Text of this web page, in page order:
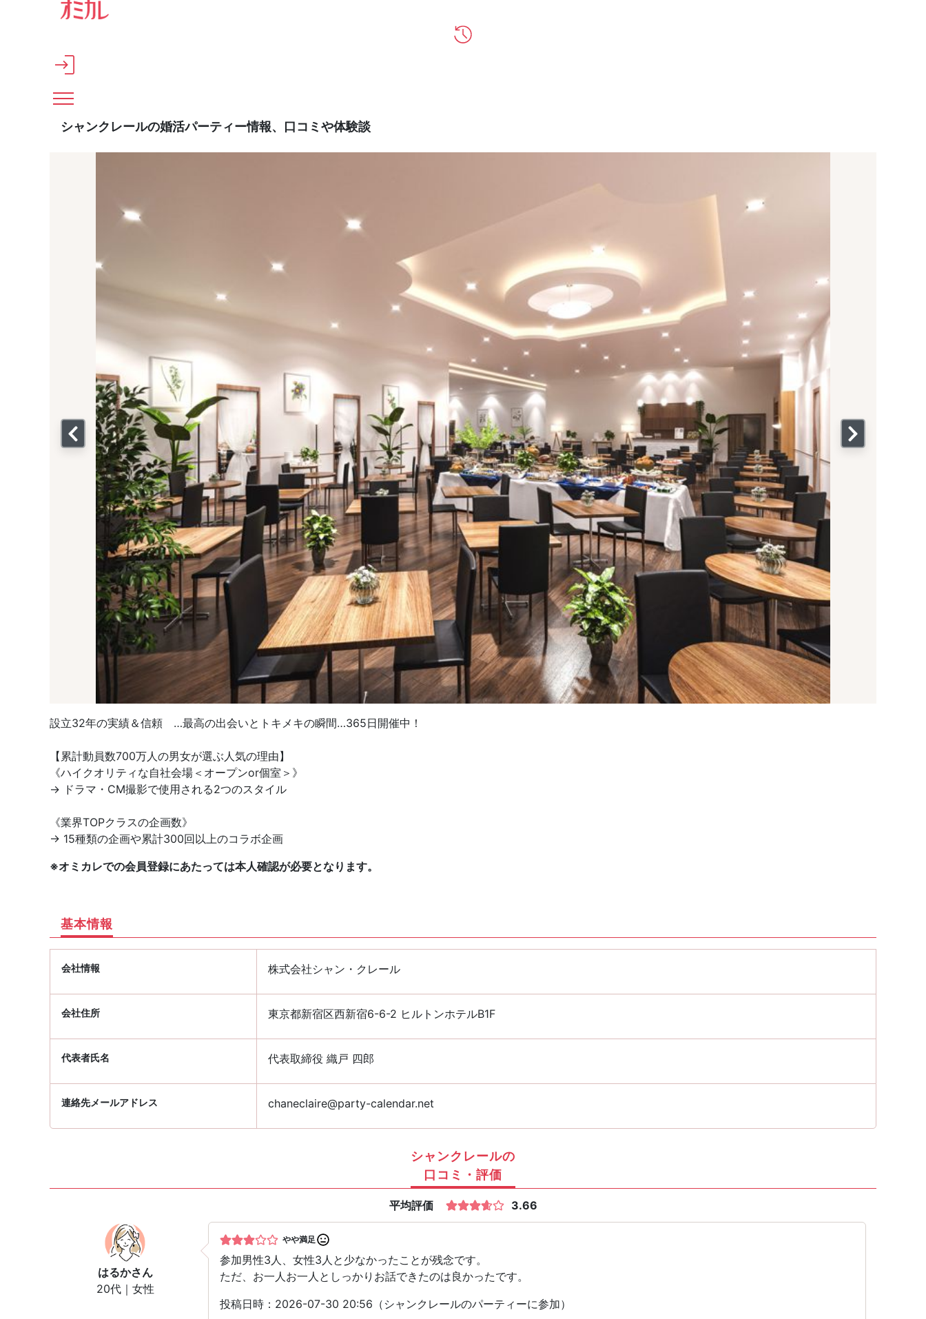
メインコンテンツへスキップ
シャンクレールの婚活パーティー情報、口コミや体験談
設立32年の実績＆信頼 …最高の出会いとトキメキの瞬間…365日開催中！
【累計動員数700万人の男女が選ぶ人気の理由】
《ハイクオリティな自社会場＜オープンor個室＞》
→ ドラマ・CM撮影で使用される2つのスタイル
《業界TOPクラスの企画数》
→ 15種類の企画や累計300回以上のコラボ企画
※オミカレでの会員登録にあたっては本人確認が必要となります。
基本情報
会社情報 株式会社シャン・クレール
会社住所 東京都新宿区西新宿6-6-2 ヒルトンホテルB1F
代表者氏名 代表取締役 織戸 四郎
連絡先メールアドレス chaneclaire@party-calendar.net
シャンクレールの
口コミ・評価
平均評価 3.66
はるかさん
20代｜女性
やや満足
参加男性3人、女性3人と少なかったことが残念です。
ただ、お一人お一人としっかりお話できたのは良かったです。
投稿日時：2026-07-30 20:56（シャンクレールのパーティーに参加）